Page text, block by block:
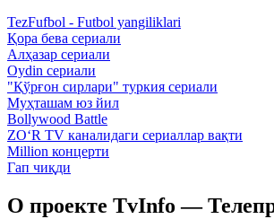
TezFufbol - Futbol yangiliklari
Қора бева сериали
Алҳазар сериали
Oydin сериали
"Қўрғон сирлари" туркия сериали
Муҳташам юз йил
Bollywood Battle
ZO‘R TV каналидаги сериаллар вақти
Million концерти
Гап чиқди
О проекте TvInfo —